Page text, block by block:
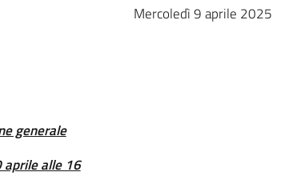
Mercoledì 9 aprile 2025
generale
aprile alle 16